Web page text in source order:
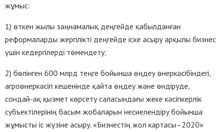
жұмыс:
1) өткен жылы заңнамалық деңгейде қабылданған
реформаларды жергілікті деңгейде іске асыру арқылы бизнес
үшін кедергілерді төмендету;
2) бөлінген 600 млрд теңге бойынша өңдеу өнеркәсібіндегі,
агроөнеркәсіп кешенінде қайта өңдеу және өндіруде,
сондай-ақ қызмет көрсету саласындағы жеке кәсіпкерлік
субъектілерінің басым жобаларын несиелендіру бойынша
жұмысты іс жүзіне асыру. «Бизнестің жол картасы–2020»